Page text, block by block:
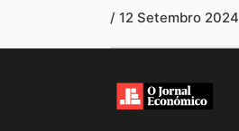
/ 12 Setembro 2024